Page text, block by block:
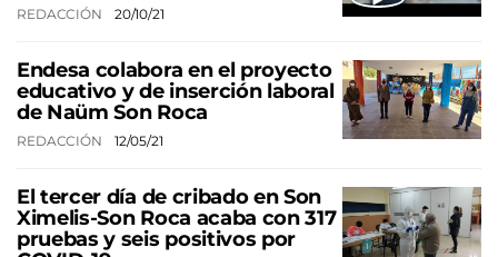
REDACCIÓN 20/10/21
Endesa colabora en el proyecto
educativo y de inserción laboral
de Naüm Son Roca
REDACCIÓN 12/05/21
El tercer día de cribado en Son
Ximelis-Son Roca acaba con 317
pruebas y seis positivos por